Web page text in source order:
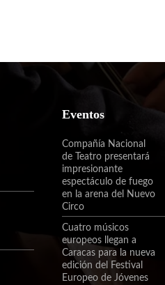
Eventos
Compañía Nacional
de Teatro presentará
impresionante
espectáculo de fuego
en la arena del Nuevo
Circo
Cuatro músicos
europeos llegan a
Caracas para la nueva
edición del Festival
Europeo de Jóvenes